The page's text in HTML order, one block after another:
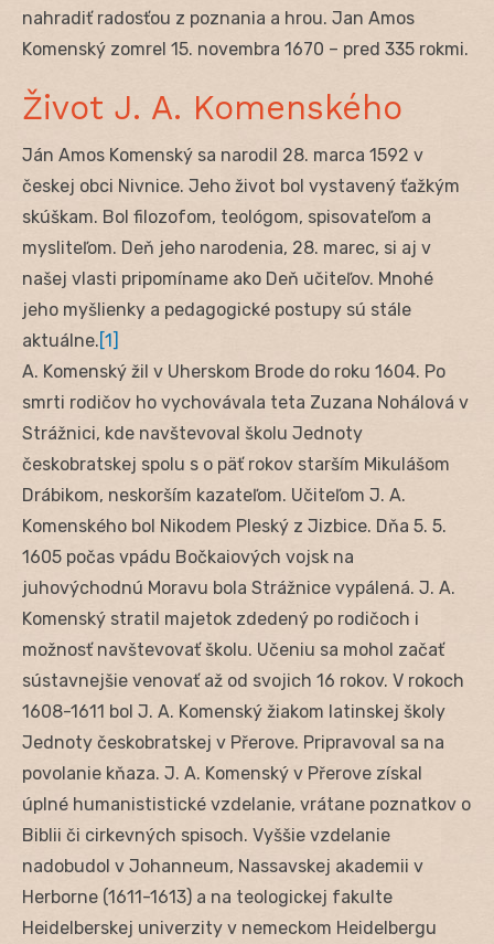
nahradiť radosťou z poznania a hrou. Jan Amos
Komenský zomrel 15. novembra 1670 – pred 335 rokmi.
Život J. A. Komenského
Ján Amos Komenský sa narodil 28. marca 1592 v
českej obci Nivnice. Jeho život bol vystavený ťažkým
skúškam. Bol filozofom, teológom, spisovateľom a
mysliteľom. Deň jeho narodenia, 28. marec, si aj v
našej vlasti pripomíname ako Deň učiteľov. Mnohé
jeho myšlienky a pedagogické postupy sú stále
aktuálne.[1]
A. Komenský žil v Uherskom Brode do roku 1604. Po
smrti rodičov ho vychovávala teta Zuzana Nohálová v
Strážnici, kde navštevoval školu Jednoty
českobratskej spolu s o päť rokov starším Mikulášom
Drábikom, neskorším kazateľom. Učiteľom J. A.
Komenského bol Nikodem Pleský z Jizbice. Dňa 5. 5.
1605 počas vpádu Bočkaiových vojsk na
juhovýchodnú Moravu bola Strážnice vypálená. J. A.
Komenský stratil majetok zdedený po rodičoch i
možnosť navštevovať školu. Učeniu sa mohol začať
sústavnejšie venovať až od svojich 16 rokov. V rokoch
1608-1611 bol J. A. Komenský žiakom latinskej školy
Jednoty českobratskej v Přerove. Pripravoval sa na
povolanie kňaza. J. A. Komenský v Přerove získal
úplné humanististické vzdelanie, vrátane poznatkov o
Biblii či cirkevných spisoch. Vyššie vzdelanie
nadobudol v Johanneum, Nassavskej akademii v
Herborne (1611-1613) a na teologickej fakulte
Heidelberskej univerzity v nemeckom Heidelbergu